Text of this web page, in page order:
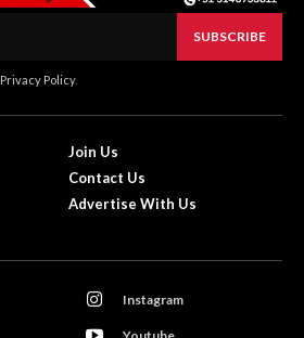
SUBSCRIBE
Privacy Policy.
Join Us
Contact Us
Advertise With Us
Instagram
Youtube